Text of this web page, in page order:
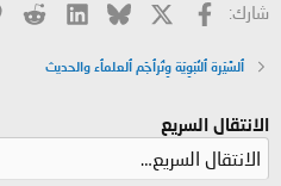
شارك: فيسبوك Bluesky
LinkedIn
ٱلسًيّرة ٱلنٌبّوِيّة وِتُرٱجَم ٱلعلمٱء والحديث
الانتقال السريع